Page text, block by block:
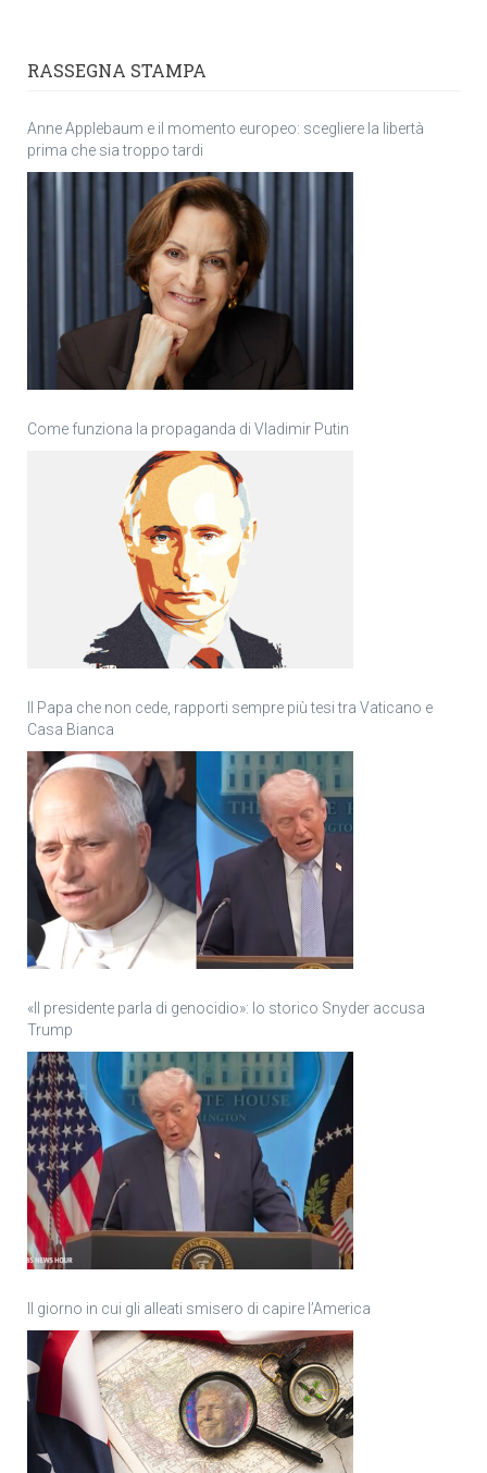
RASSEGNA STAMPA
Anne Applebaum e il momento europeo: scegliere la libertà
prima che sia troppo tardi
Come funziona la propaganda di Vladimir Putin
Il Papa che non cede, rapporti sempre più tesi tra Vaticano e
Casa Bianca
«Il presidente parla di genocidio»: lo storico Snyder accusa
Trump
Il giorno in cui gli alleati smisero di capire l’America